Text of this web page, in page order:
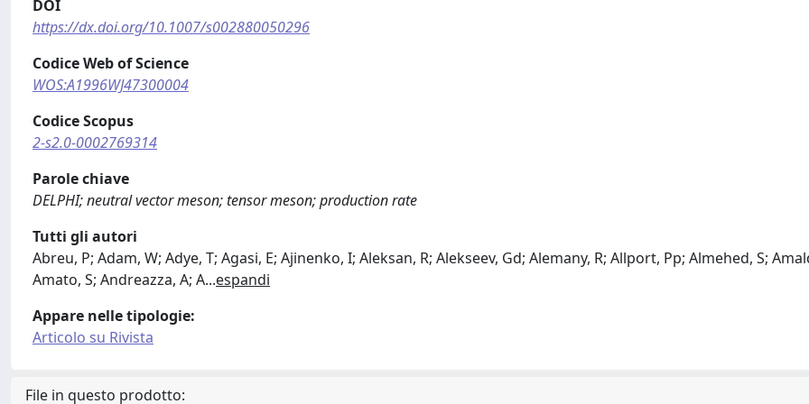
DOI
https://dx.doi.org/10.1007/s002880050296
Codice Web of Science
WOS:A1996WJ47300004
Codice Scopus
2-s2.0-0002769314
Parole chiave
DELPHI; neutral vector meson; tensor meson; production rate
Tutti gli autori
Abreu, P; Adam, W; Adye, T; Agasi, E; Ajinenko, I; Aleksan, R; Alekseev, Gd; Alemany, R; Allport, Pp; Almehed, S;
Amato, S; Andreazza, A; A...espandi
Appare nelle tipologie:
Articolo su Rivista
File in questo prodotto: